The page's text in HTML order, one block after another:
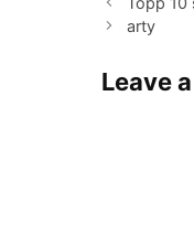
arty
Leave